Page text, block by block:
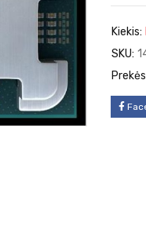
Kiekis:
SKU: